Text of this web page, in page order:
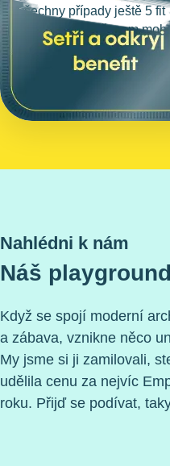
všechny případy ještě 5 fit
days (které se časem
navýšit až na 10 dní), 1
day, 1 narozeninový den
Nahlédni k nám
Náš playground
Když se spojí moderní
a zábava, vznikne něco
My jsme si ji zamilovali,
udělila cenu za nejvíc
roku. Přijď se podívat,